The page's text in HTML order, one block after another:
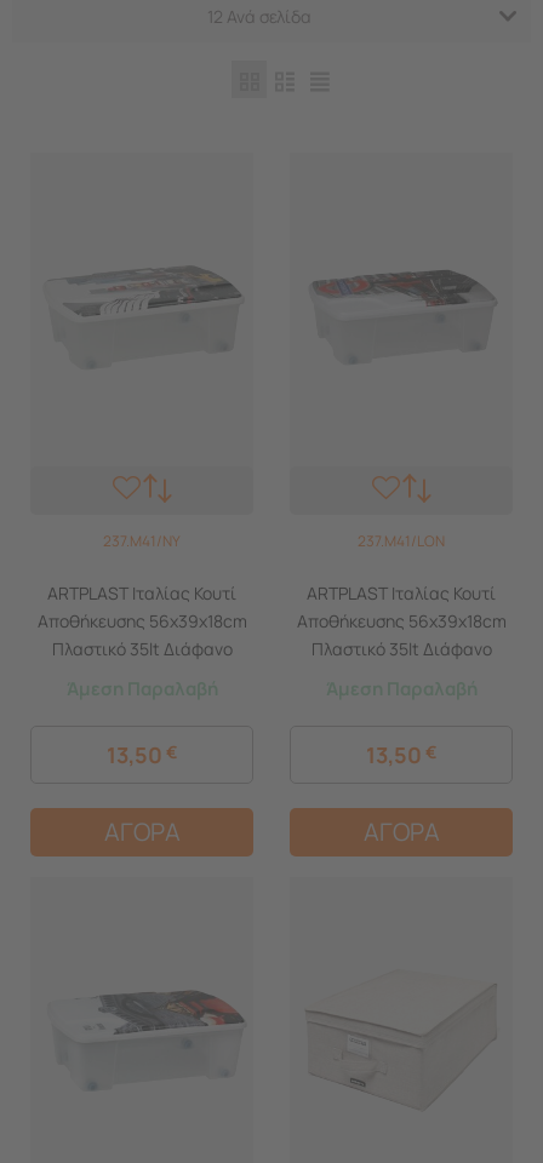
12 Ανά σελίδα
237.M41/NY
ARTPLAST Ιταλίας Κουτί
Αποθήκευσης 56x39x18cm
Πλαστικό 35lt Διάφανο
Decor New York
Άμεση Παραλαβή
13,50 €
ΑΓΟΡΑ
237.M41/LON
ARTPLAST Ιταλίας Κουτί
Αποθήκευσης 56x39x18cm
Πλαστικό 35lt Διάφανο
Decor London
Άμεση Παραλαβή
13,50 €
ΑΓΟΡΑ